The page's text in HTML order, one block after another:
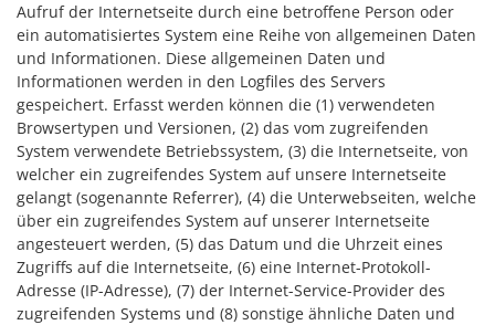
Aufruf der Internetseite durch eine betroffene Person oder
ein automatisiertes System eine Reihe von allgemeinen Daten
und Informationen. Diese allgemeinen Daten und
Informationen werden in den Logfiles des Servers
gespeichert. Erfasst werden können die (1) verwendeten
Browsertypen und Versionen, (2) das vom zugreifenden
System verwendete Betriebssystem, (3) die Internetseite, von
welcher ein zugreifendes System auf unsere Internetseite
gelangt (sogenannte Referrer), (4) die Unterwebseiten, welche
über ein zugreifendes System auf unserer Internetseite
angesteuert werden, (5) das Datum und die Uhrzeit eines
Zugriffs auf die Internetseite, (6) eine Internet-Protokoll-
Adresse (IP-Adresse), (7) der Internet-Service-Provider des
zugreifenden Systems und (8) sonstige ähnliche Daten und